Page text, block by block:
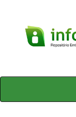
Skip